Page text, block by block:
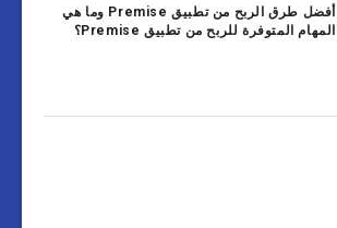
أفضل طرق الربح من تطبيق Premise وما هي
المهام المتوفرة للربح من تطبيق Premise؟